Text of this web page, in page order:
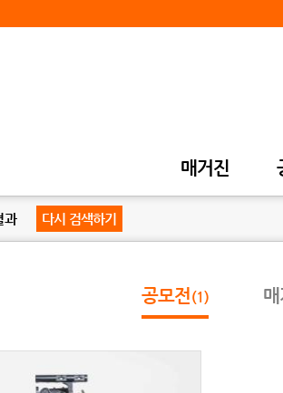
매거진
과 다시 검색하기
공모전(1)